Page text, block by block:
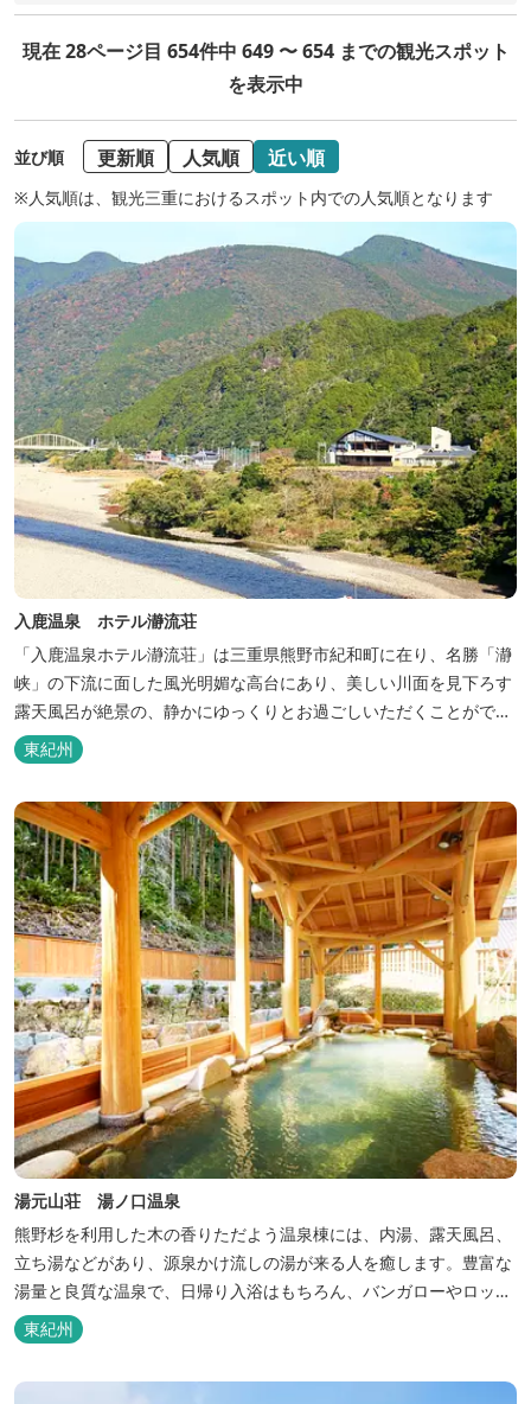
現在 28ページ目 654件中 649 〜 654 までの観光スポット
を表示中
並び順 更新順 人気順 近い順
※人気順は、観光三重におけるスポット内での人気順となります
入鹿温泉 ホテル瀞流荘
「入鹿温泉ホテル瀞流荘」は三重県熊野市紀和町に在り、名勝「瀞
峡」の下流に面した風光明媚な高台にあり、美しい川面を見下ろす
露天風呂が絶景の、静かにゆっくりとお過ごしいただくことができ
る温泉宿泊施設です。 熊野古道をはじめ、日本一の棚田と称される
丸山千枚田、赤木城跡、熊野本宮大社（熊野三山）、玉置神社が近
くに点在し、和歌山・奈良の遺産や名所からも近いことから観光ア
クセスには大変便利な立地と...
東紀州
湯元山荘 湯ノ口温泉
熊野杉を利用した木の香りただよう温泉棟には、内湯、露天風呂、
立ち湯などがあり、源泉かけ流しの湯が来る人を癒します。豊富な
湯量と良質な温泉で、日帰り入浴はもちろん、バンガローやロッジ
などの宿泊施設も備えているので、宿泊しながらゆったりと温泉を
楽しむ人も多いです。
東紀州